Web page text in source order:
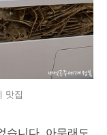
맛집